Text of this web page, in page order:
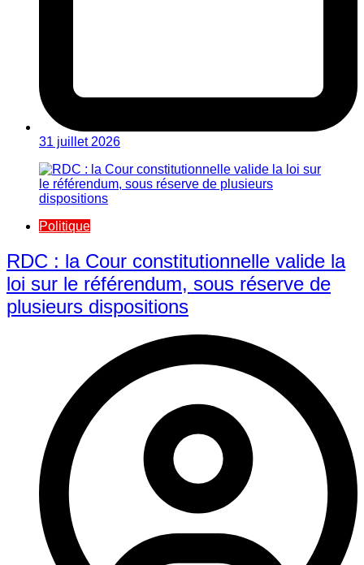
31 juillet 2026
Politique
RDC : la Cour constitutionnelle valide la
loi sur le référendum, sous réserve de
plusieurs dispositions